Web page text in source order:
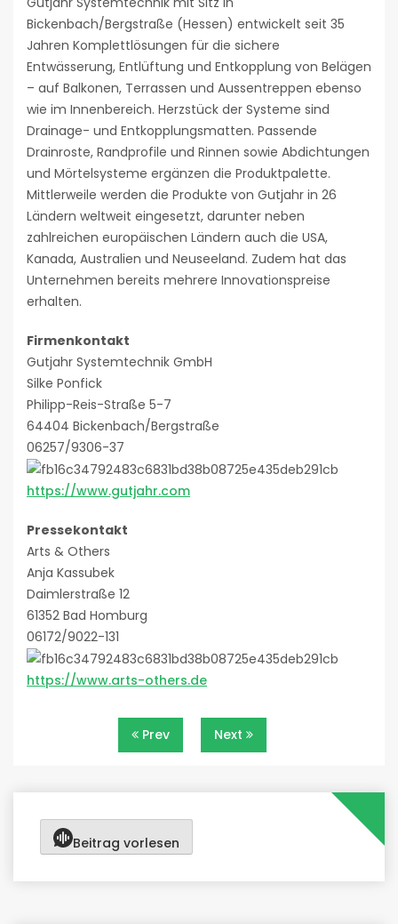
Bickenbach/Bergstraße (Hessen) entwickelt seit 35
Jahren Komplettlösungen für die sichere
Entwässerung, Entlüftung und Entkopplung von Belägen
– auf Balkonen, Terrassen und Aussentreppen ebenso
wie im Innenbereich. Herzstück der Systeme sind
Drainage- und Entkopplungsmatten. Passende
Drainroste, Randprofile und Rinnen sowie Abdichtungen
und Mörtelsysteme ergänzen die Produktpalette.
Mittlerweile werden die Produkte von Gutjahr in 26
Ländern weltweit eingesetzt, darunter neben
zahlreichen europäischen Ländern auch die USA,
Kanada, Australien und Neuseeland. Zudem hat das
Unternehmen bereits mehrere Innovationspreise
erhalten.
Firmenkontakt
Gutjahr Systemtechnik GmbH
Silke Ponfick
Philipp-Reis-Straße 5-7
64404 Bickenbach/Bergstraße
06257/9306-37
https://www.gutjahr.com
Pressekontakt
Arts & Others
Anja Kassubek
Daimlerstraße 12
61352 Bad Homburg
06172/9022-131
https://www.arts-others.de
Beitragsnavigation
Prev Next
Beitrag vorlesen